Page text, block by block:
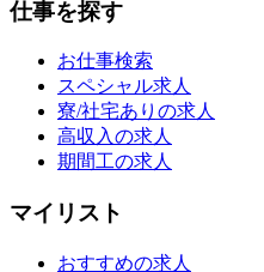
仕事を探す
お仕事検索
スペシャル求人
寮/社宅ありの求人
高収入の求人
期間工の求人
マイリスト
おすすめの求人